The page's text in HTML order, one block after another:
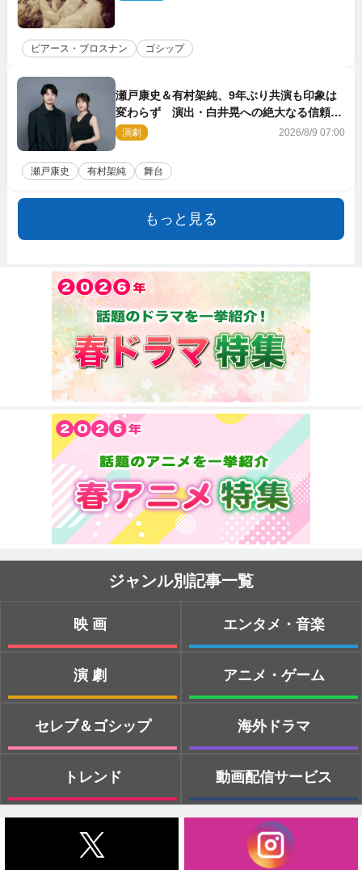
ピアース・ブロスナン ゴシップ
瀬戸康史＆有村架純、9年ぶり共演も印象は
変わらず 演出・白井晃への絶大なる信頼を
胸に舞台『キュー』に挑む
演劇 2026/8/9 07:00
瀬戸康史 有村架純 舞台
もっと見る
ジャンル別記事一覧
映画
演劇
セレブ＆ゴシップ
トレンド
エンタメ・音楽
アニメ・ゲーム
海外ドラマ
動画配信サービス